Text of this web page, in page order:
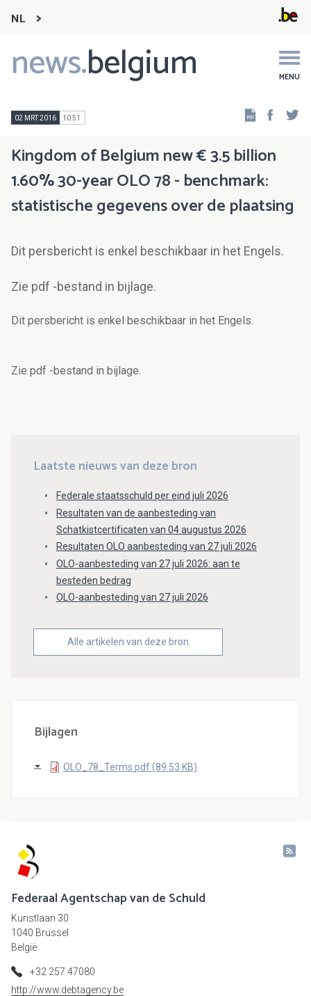
NL
news.belgium MENU
Main
navigation
02 MRT 2016 10:51
Kingdom of Belgium new € 3.5 billion
1.60% 30-year OLO 78 - benchmark:
statistische gegevens over de plaatsing
Dit persbericht is enkel beschikbaar in het Engels.
Zie pdf -bestand in bijlage.
Dit persbericht is enkel beschikbaar in het Engels.
Zie pdf -bestand in bijlage.
Laatste nieuws van deze bron
Federale staatsschuld per eind juli 2026
Resultaten van de aanbesteding van
Schatkistcertificaten van 04 augustus 2026
Resultaten OLO aanbesteding van 27 juli 2026
OLO-aanbesteding van 27 juli 2026: aan te
besteden bedrag
OLO-aanbesteding van 27 juli 2026
Alle artikelen van deze bron
Bijlagen
OLO_78_Terms.pdf (89.53 KB)
Federaal Agentschap van de Schuld
Kunstlaan 30
1040 Brussel
België
+32 257 47080
http://www.debtagency.be